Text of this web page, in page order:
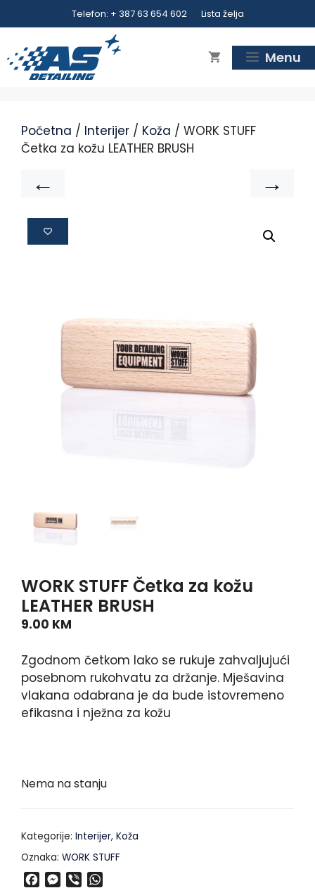
Telefon: + 387 63 654 602 Lista želja
Menu
Početna / Interijer / Koža / WORK STUFF
Četka za kožu LEATHER BRUSH
← →
WORK STUFF Četka za kožu
LEATHER BRUSH
9.00 KM
Zgodnom četkom lako se rukuje zahvaljujući
posebnom rukohvatu za držanje. Mješavina
vlakana odabrana je da bude istovremeno
efikasna i nježna za kožu
Nema na stanju
Kategorije: Interijer, Koža
Oznaka: WORK STUFF
M